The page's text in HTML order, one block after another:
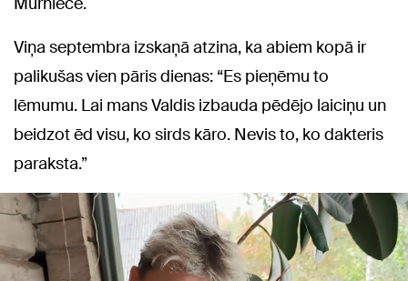
Viņa septembra izskaņā atzina, ka abiem kopā ir
palikušas vien pāris dienas: “Es pieņēmu to
lēmumu. Lai mans Valdis izbauda pēdējo laiciņu un
beidzot ēd visu, ko sirds kāro. Nevis to, ko dakteris
paraksta.”